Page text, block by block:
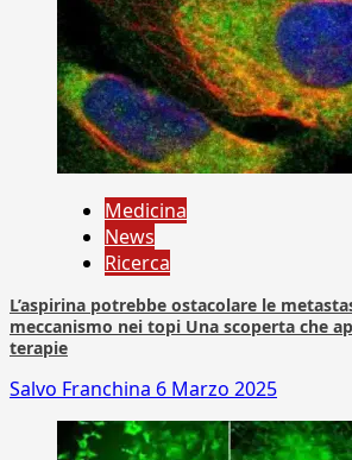
Medicina
News
Ricerca
L’aspirina potrebbe ostacolare le
meccanismo nei topi Una scoperta che
terapie
Salvo Franchina 6 Marzo 2025